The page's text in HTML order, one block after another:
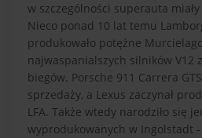
w szczególności superauta
Nieco ponad 10 lat temu
produkowało potężne
najwaspanialszych silników V12
biegów. Porsche 911 Carrera
sprzedaży, a Lexus zaczynał
LFA. Także wtedy narodziło się
wyprodukowanych w Ingolstadt -